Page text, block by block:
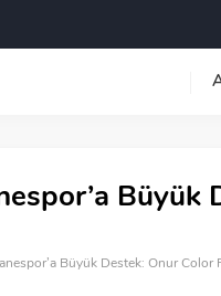
Büyük
Büyük Destek: Onur Color